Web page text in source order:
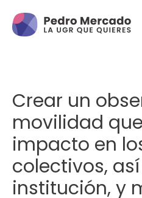
Crear un
movilidad
impacto en
colectivos,
institución, y